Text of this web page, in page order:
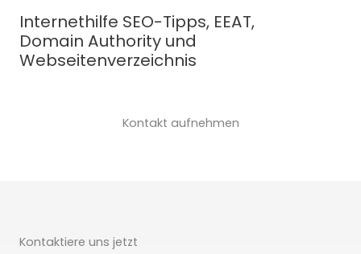
Inhalt
springen
Internethilfe SEO-Tipps, EEAT,
Domain Authority und
Webseitenverzeichnis
Kontakt aufnehmen
Kontaktiere uns jetzt